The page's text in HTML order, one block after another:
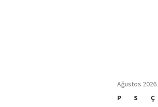
Ağustos 2026
P
S Ç